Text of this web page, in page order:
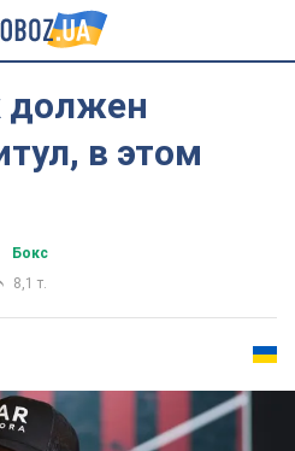
должен
в этом
Бокс
8,1 т.